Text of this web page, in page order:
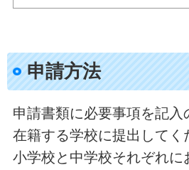
申請方法
申請書類に必要事項を記入
在籍する学校に提出してく
小学校と中学校それぞれに